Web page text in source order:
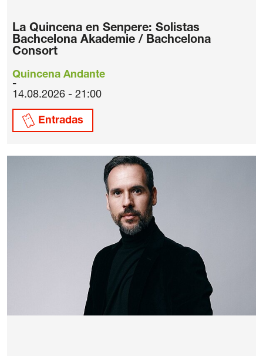
La Quincena en Senpere: Solistas
Bachcelona Akademie / Bachcelona
Consort
Quincena Andante
14.08.2026 - 21:00
Entradas